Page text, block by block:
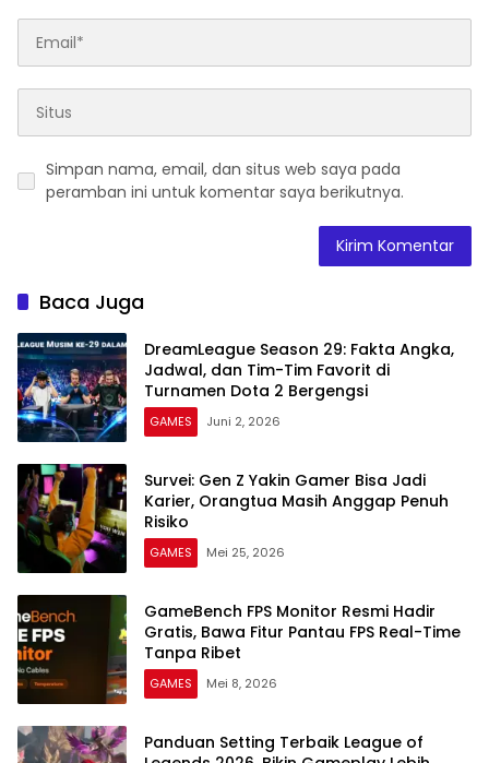
Simpan nama, email, dan situs web saya pada
peramban ini untuk komentar saya berikutnya.
Baca Juga
DreamLeague Season 29: Fakta Angka,
Jadwal, dan Tim-Tim Favorit di
Turnamen Dota 2 Bergengsi
GAMES Juni 2, 2026
Survei: Gen Z Yakin Gamer Bisa Jadi
Karier, Orangtua Masih Anggap Penuh
Risiko
GAMES Mei 25, 2026
GameBench FPS Monitor Resmi Hadir
Gratis, Bawa Fitur Pantau FPS Real-Time
Tanpa Ribet
GAMES Mei 8, 2026
Panduan Setting Terbaik League of